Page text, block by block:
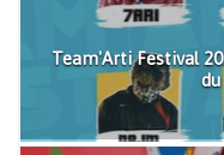
Team'Arti Festival